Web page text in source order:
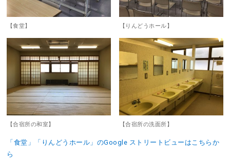
【食堂】 【りんどうホール】
【合宿所の和室】 【合宿所の洗面所】
「食堂」「りんどうホール」のGoogle ストリートビューはこちらか
ら